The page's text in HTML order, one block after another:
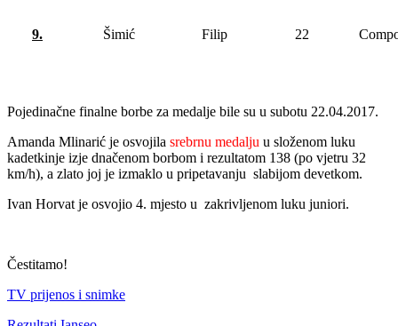
9. Šimić Filip 22
Pojedinačne finalne borbe za medalje bile su u subotu 22.04.2017.
Amanda Mlinarić je osvojila srebrnu medalju u složenom luku
kadetkinje izje dnačenom borbom i rezultatom 138 (po vjetru 32
km/h), a zlato joj je izmaklo u pripetavanju slabijom devetkom.
Ivan Horvat je osvojio 4. mjesto u zakrivljenom luku juniori.
Čestitamo!
TV prijenos i snimke